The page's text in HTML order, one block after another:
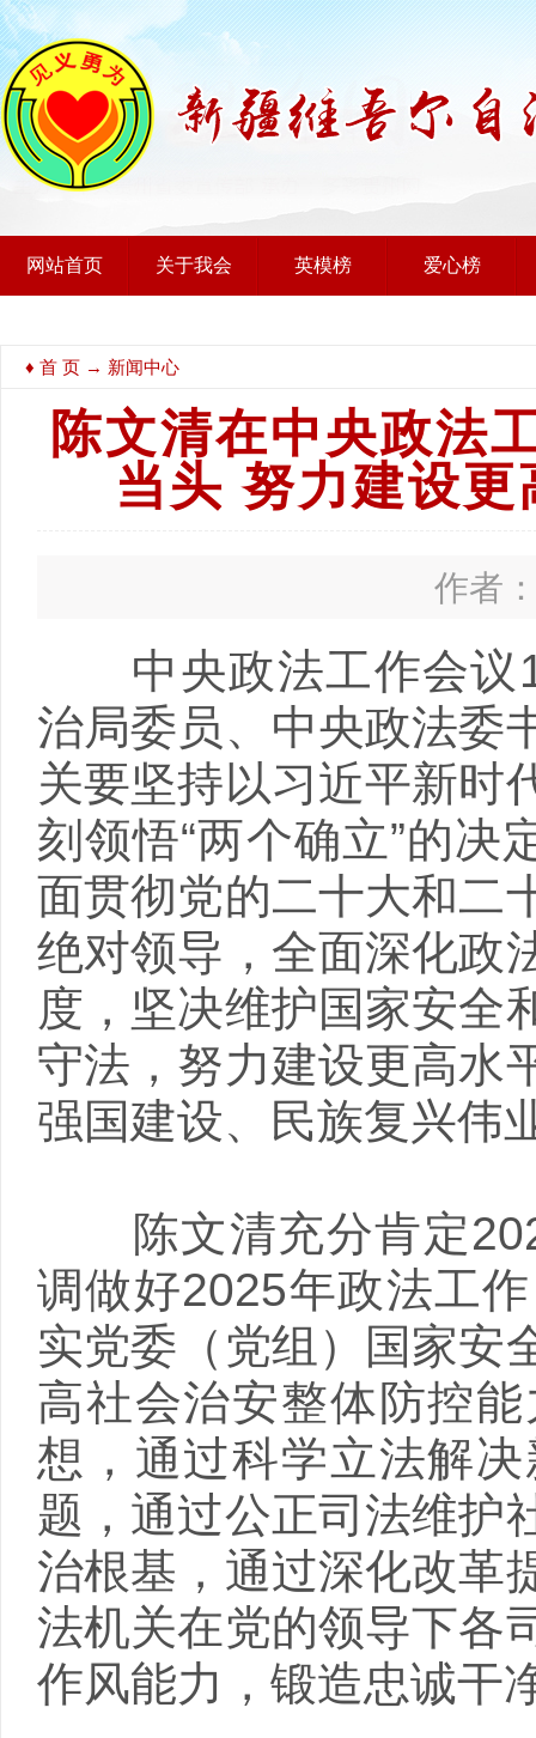
网站首页 关于我会 英模榜 爱心榜
♦ 首 页 → 新闻中心
陈文清在中央政法
当头 努力建设
作者
中央政法工作会议
治局委员、中央政法委
关要坚持以习近平新时
刻领悟“两个确立”的决
面贯彻党的二十大和二
绝对领导，全面深化政
度，坚决维护国家安全
守法，努力建设更高水
强国建设、民族复兴伟
陈文清充分肯定
调做好2025年政法工
实党委（党组）国家安
高社会治安整体防控
想，通过科学立法解
题，通过公正司法维护
治根基，通过深化改革
法机关在党的领导下各
作风能力，锻造忠诚干